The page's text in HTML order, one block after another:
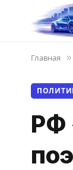
Главная »
РФ